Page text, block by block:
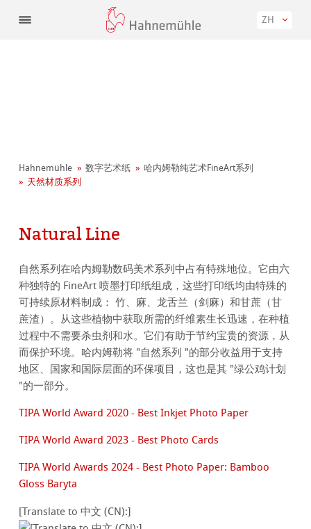
ZH
Hahnemühle 数字艺术纸
哈内姆勒纯艺术FineArt系列
天然材质系列
Natural Line
自然系列在哈内姆勒数码美术系列中占有特殊地位。它由六
种独特的 FineArt 喷墨打印纸组成，这些打印纸均由特殊的
可持续原材料制成： 竹、麻、龙舌兰（剑麻）和甘蔗（甘
蔗渣）。从这些植物中获取所需的纤维素生长迅速，在种植
过程中不需要杀虫剂和水。它们有助于节约宝贵的资源，从
而保护环境。哈内姆勒将 "自然系列 "的部分收益用于支持
地区、国家和国际层面的环保项目，这也是其 "绿公鸡计划
"的一部分。
TIPA World Award 2020 - Best Inkjet Photo Paper
TIPA World Award 2023 - Best Photo Cards
TIPA World Awards 2024 - Best Photo Paper: Bamboo
Gloss Baryta
[Translate to 中文 (CN):]